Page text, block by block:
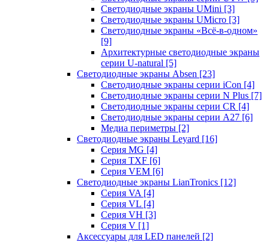
Светодиодные экраны UMini [3]
Светодиодные экраны UMicro [3]
Светодиодные экраны «Всё-в-одном»
[9]
Архитектурные светодиодные экраны
серии U-natural [5]
Светодиодные экраны Absen [23]
Светодиодные экраны серии iCon [4]
Светодиодные экраны серии N Plus [7]
Светодиодные экраны серии CR [4]
Светодиодные экраны серии А27 [6]
Медиа периметры [2]
Светодиодные экраны Leyard [16]
Серия MG [4]
Серия TXF [6]
Серия VEM [6]
Светодиодные экраны LianTronics [12]
Серия VA [4]
Серия VL [4]
Серия VH [3]
Серия V [1]
Аксессуары для LED панелей [2]